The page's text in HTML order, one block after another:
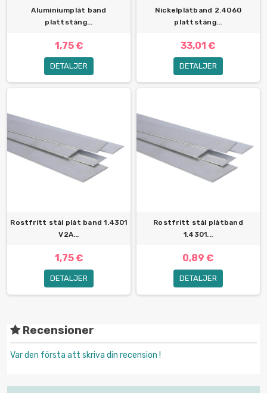
Aluminiumplåt band
plattstång...
1,75 €
DETALJER
Nickelplåtband 2.4060
plattstång...
33,01 €
DETALJER
Rostfritt stål plåt band 1.4301
V2A...
1,75 €
DETALJER
Rostfritt stål plåtband
1.4301...
0,89 €
DETALJER
Recensioner
Var den första att skriva din recension !